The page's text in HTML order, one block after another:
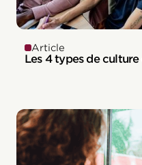
Article
Les 4 types de